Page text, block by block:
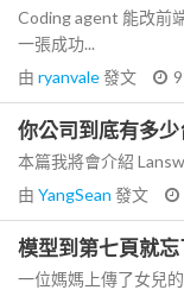
Coding agent 能改前
一張成功...
由 ryanvale發文
你公司到底有多
本篇我將會介紹
由 YangSean 發文
模型到第七頁就
一位媽媽上傳了女兒